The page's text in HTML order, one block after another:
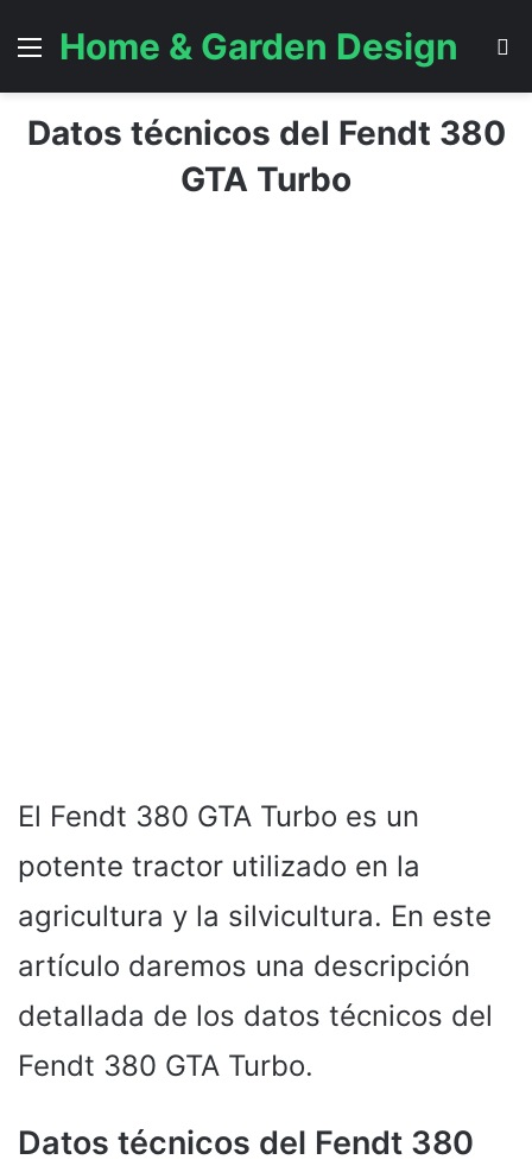
Menú
Home & Garden Design
Datos técnicos del Fendt 380
GTA Turbo
El Fendt 380 GTA Turbo es un
potente tractor utilizado en la
agricultura y la silvicultura. En este
artículo daremos una descripción
detallada de los datos técnicos del
Fendt 380 GTA Turbo.
Datos técnicos del Fendt 380